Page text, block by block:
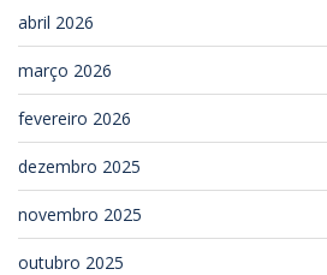
abril 2026
março 2026
fevereiro 2026
dezembro 2025
novembro 2025
outubro 2025